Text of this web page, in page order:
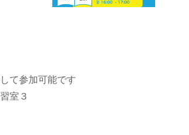
て参加可能です
室３